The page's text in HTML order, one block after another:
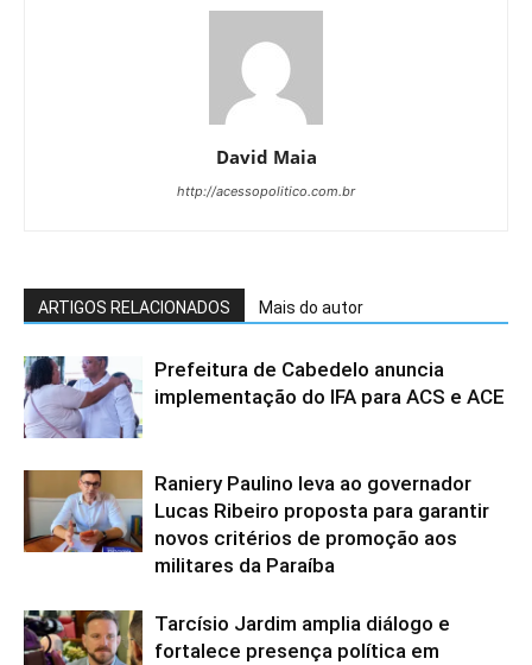
David Maia
http://acessopolitico.com.br
ARTIGOS RELACIONADOS Mais do autor
Prefeitura de Cabedelo anuncia
implementação do IFA para ACS e ACE
Raniery Paulino leva ao governador
Lucas Ribeiro proposta para garantir
novos critérios de promoção aos
militares da Paraíba
Tarcísio Jardim amplia diálogo e
fortalece presença política em